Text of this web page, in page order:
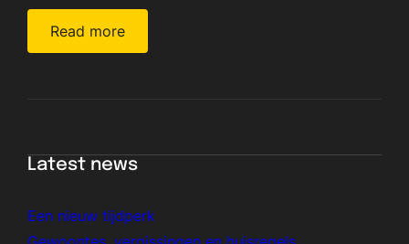
Read more
Latest news
Een nieuw tijdperk